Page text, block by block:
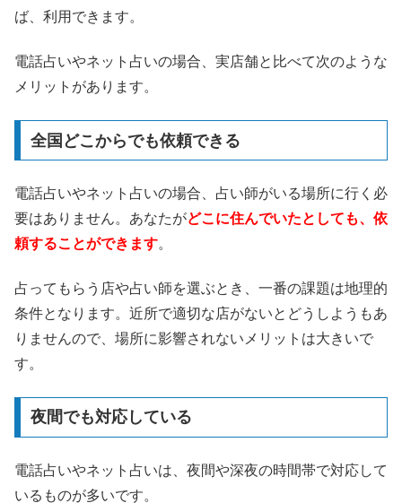
ば、利用できます。
電話占いやネット占いの場合、実店舗と比べて次のような
メリットがあります。
全国どこからでも依頼できる
電話占いやネット占いの場合、占い師がいる場所に行く必
要はありません。あなたがどこに住んでいたとしても、依
頼することができます。
占ってもらう店や占い師を選ぶとき、一番の課題は地理的
条件となります。近所で適切な店がないとどうしようもあ
りませんので、場所に影響されないメリットは大きいで
す。
夜間でも対応している
電話占いやネット占いは、夜間や深夜の時間帯で対応して
いるものが多いです。